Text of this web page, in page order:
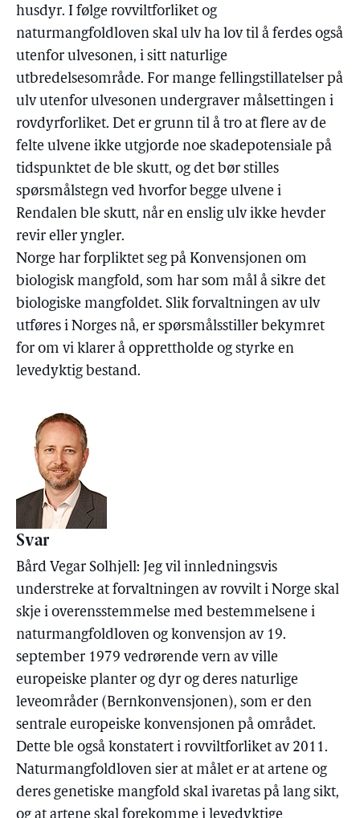
husdyr. I følge rovviltforliket og
naturmangfoldloven skal ulv ha lov til å ferdes også
utenfor ulvesonen, i sitt naturlige
utbredelsesområde. For mange fellingstillatelser på
ulv utenfor ulvesonen undergraver målsettingen i
rovdyrforliket. Det er grunn til å tro at flere av de
felte ulvene ikke utgjorde noe skadepotensiale på
tidspunktet de ble skutt, og det bør stilles
spørsmålstegn ved hvorfor begge ulvene i
Rendalen ble skutt, når en enslig ulv ikke hevder
revir eller yngler.
Norge har forpliktet seg på Konvensjonen om
biologisk mangfold, som har som mål å sikre det
biologiske mangfoldet. Slik forvaltningen av ulv
utføres i Norges nå, er spørsmålsstiller bekymret
for om vi klarer å opprettholde og styrke en
levedyktig bestand.
Svar
Bård Vegar Solhjell: Jeg vil innledningsvis
understreke at forvaltningen av rovvilt i Norge skal
skje i overensstemmelse med bestemmelsene i
naturmangfoldloven og konvensjon av 19.
september 1979 vedrørende vern av ville
europeiske planter og dyr og deres naturlige
leveområder (Bernkonvensjonen), som er den
sentrale europeiske konvensjonen på området.
Dette ble også konstatert i rovviltforliket av 2011.
Naturmangfoldloven sier at målet er at artene og
deres genetiske mangfold skal ivaretas på lang sikt,